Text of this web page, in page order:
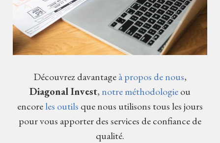
Découvrez davantageà propos de nous,
Diagonal Invest, notre méthodologieou
encoreles outils que nous utilisons tous les jours
pour vous apporter des services de confiance de
qualité.